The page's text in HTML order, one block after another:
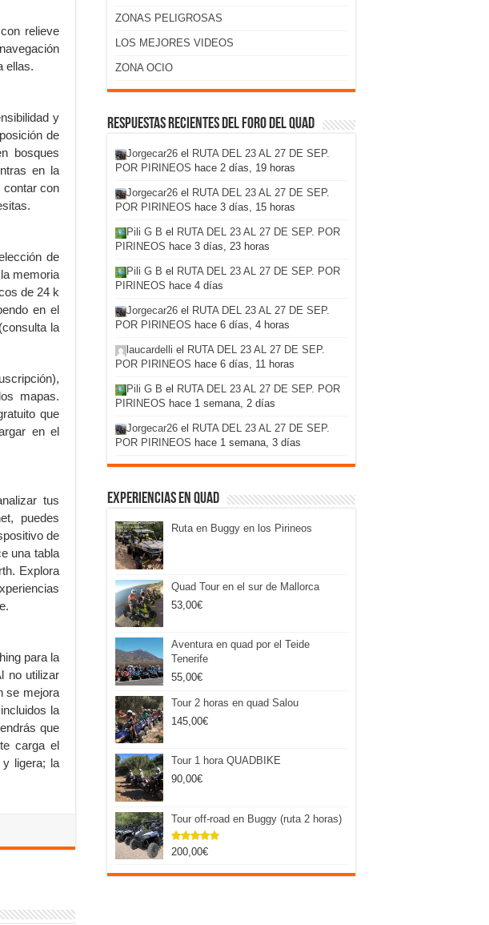
relieve
ellas.
y
de
bosques
en la
contar con
de
memoria
de 24 k
en el
la
mapas.
que
en el
tus
puedes
de
una tabla
Explora
para la
no utilizar
se mejora
la
que
carga el
ligera; la
ZONAS PELIGROSAS
LOS MEJORES VIDEOS
ZONA OCIO
Respuestas recientes del foro del Quad
Jorgecar26 el RUTA DEL 23 AL 27 DE SEP.
POR PIRINEOS hace 2 días, 19 horas
Jorgecar26 el RUTA DEL 23 AL 27 DE SEP.
POR PIRINEOS hace 3 días, 15 horas
Pili G B el RUTA DEL 23 AL 27 DE SEP. POR
PIRINEOS hace 3 días, 23 horas
Pili G B el RUTA DEL 23 AL 27 DE SEP. POR
PIRINEOS hace 4 días
Jorgecar26 el RUTA DEL 23 AL 27 DE SEP.
POR PIRINEOS hace 6 días, 4 horas
laucardelli el RUTA DEL 23 AL 27 DE SEP.
POR PIRINEOS hace 6 días, 11 horas
Pili G B el RUTA DEL 23 AL 27 DE SEP. POR
PIRINEOS hace 1 semana, 2 días
Jorgecar26 el RUTA DEL 23 AL 27 DE SEP.
POR PIRINEOS hace 1 semana, 3 días
Experiencias en Quad
Ruta en Buggy en los Pirineos
Quad Tour en el sur de Mallorca
53,00€
Aventura en quad por el Teide
Tenerife
55,00€
Tour 2 horas en quad Salou
145,00€
Tour 1 hora QUADBIKE
90,00€
Tour off-road en Buggy (ruta 2 horas)
Valorado
de 5
200,00€